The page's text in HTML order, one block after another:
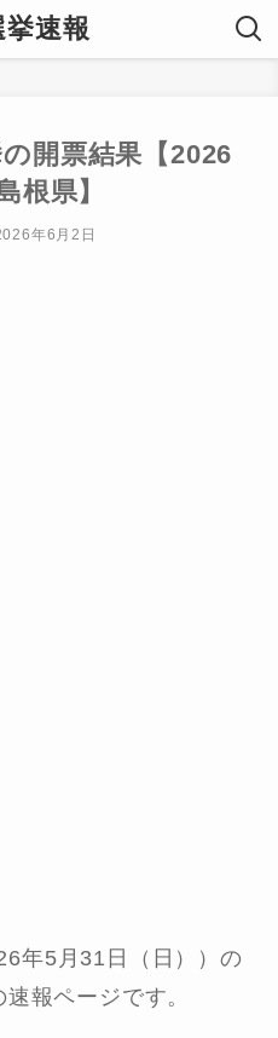
速報
開票結果【2026
根県】
年6月2日
年5月31日（日））の
報ページです。